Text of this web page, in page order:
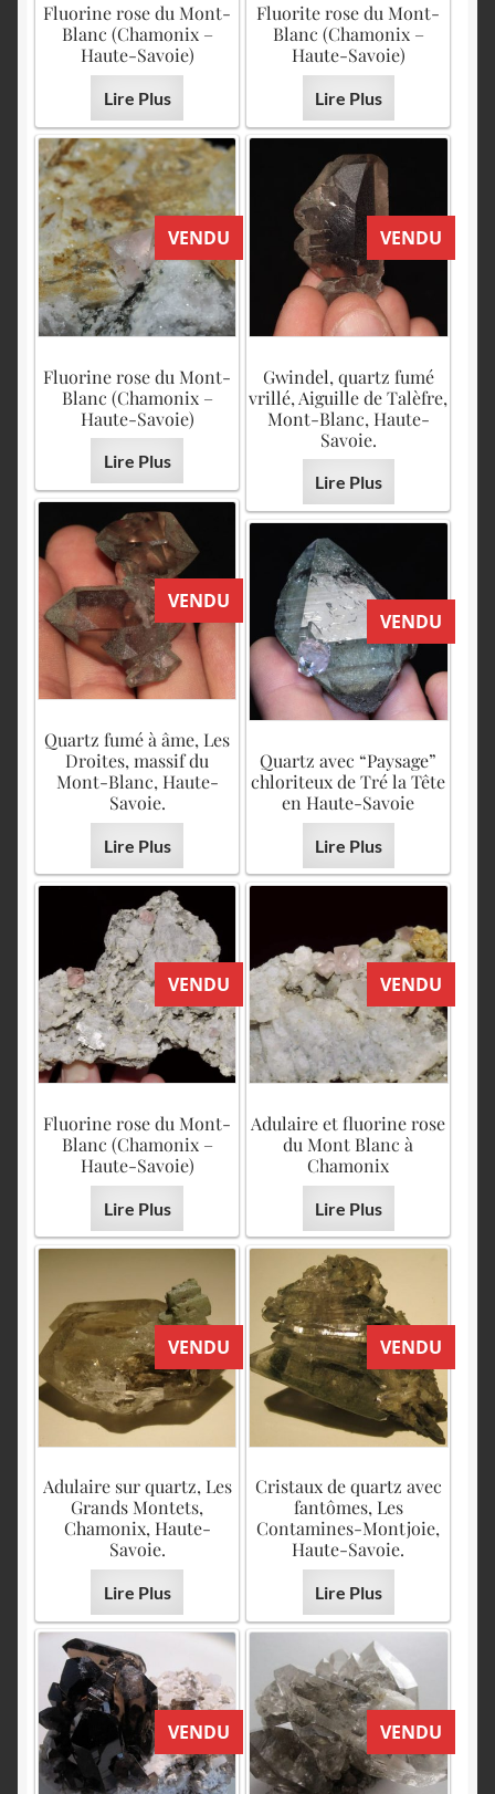
Fluorine rose du Mont-
Blanc (Chamonix –
Haute-Savoie)
Lire Plus
Fluorite rose du Mont-
Blanc (Chamonix –
Haute-Savoie)
Lire Plus
VENDU
Fluorine rose du Mont-
Blanc (Chamonix –
Haute-Savoie)
Lire Plus
VENDU
Gwindel, quartz fumé
vrillé, Aiguille de Talèfre,
Mont-Blanc, Haute-
Savoie.
Lire Plus
VENDU
Quartz fumé à âme, Les
Droites, massif du
Mont-Blanc, Haute-
Savoie.
Lire Plus
VENDU
Quartz avec “Paysage”
chloriteux de Tré la Tête
en Haute-Savoie
Lire Plus
VENDU
Fluorine rose du Mont-
Blanc (Chamonix –
Haute-Savoie)
Lire Plus
VENDU
Adulaire et fluorine rose
du Mont Blanc à
Chamonix
Lire Plus
VENDU
Adulaire sur quartz, Les
Grands Montets,
Chamonix, Haute-
Savoie.
Lire Plus
VENDU
Cristaux de quartz avec
fantômes, Les
Contamines-Montjoie,
Haute-Savoie.
Lire Plus
VENDU VENDU